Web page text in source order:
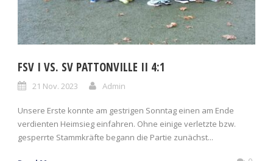
FSV I VS. SV PATTONVILLE II 4:1
21 Nov. 2023 Admin
Unsere Erste konnte am gestrigen Sonntag einen am Ende
verdienten Heimsieg einfahren. Ohne einige verletzte bzw.
gesperrte Stammkräfte begann die Partie zunächst...